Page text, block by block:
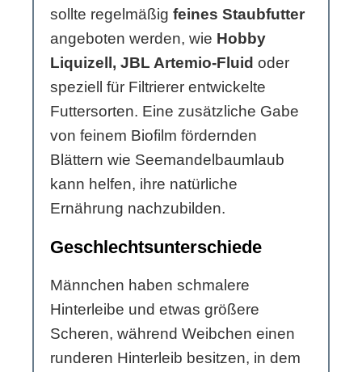
sollte regelmäßig feines Staubfutter
angeboten werden, wie Hobby
Liquizell, JBL Artemio-Fluid oder
speziell für Filtrierer entwickelte
Futtersorten. Eine zusätzliche Gabe
von feinem Biofilm fördernden
Blättern wie Seemandelbaumlaub
kann helfen, ihre natürliche
Ernährung nachzubilden.
Geschlechtsunterschiede
Männchen haben schmalere
Hinterleibe und etwas größere
Scheren, während Weibchen einen
runderen Hinterleib besitzen, in dem